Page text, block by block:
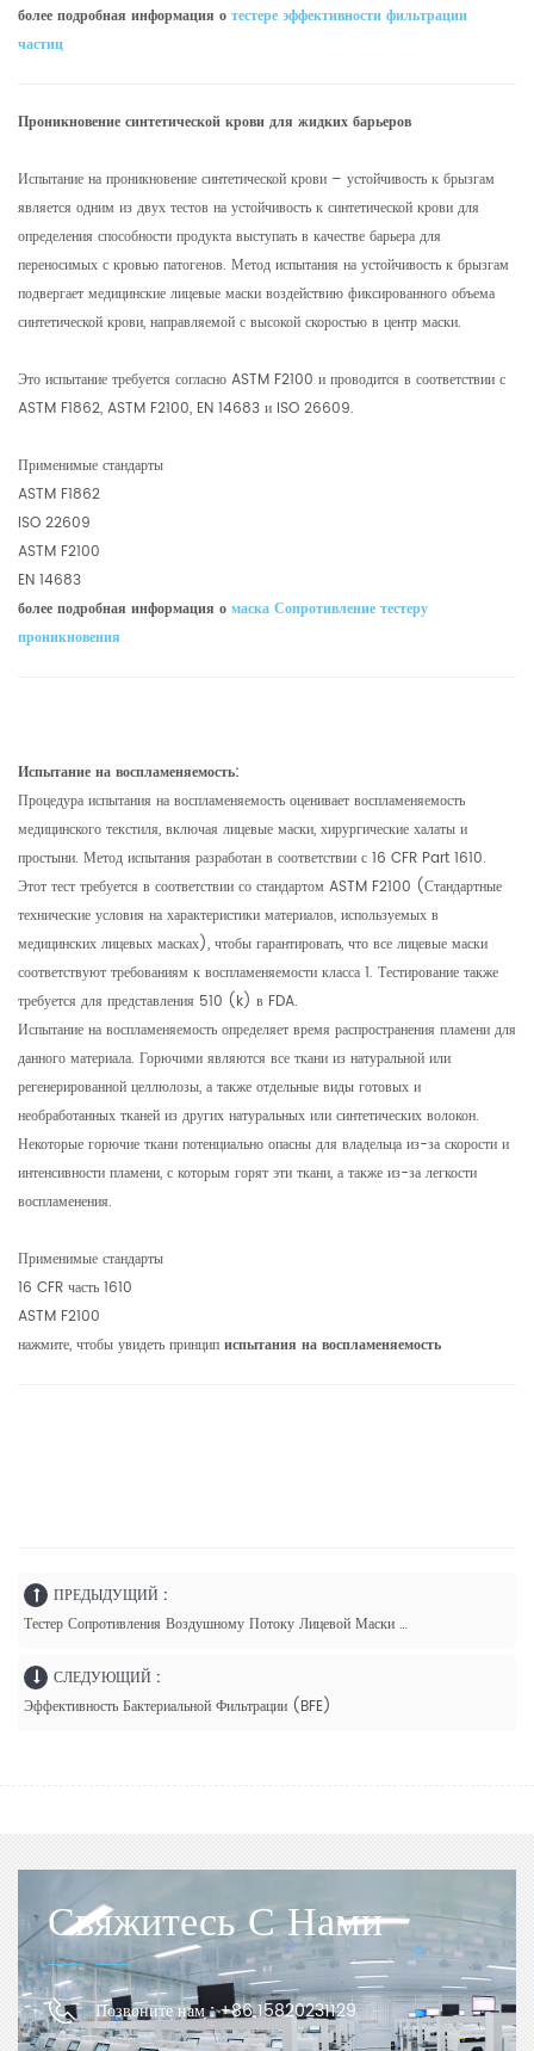
более подробная информация о тестере эффективности фильтрации
частиц
Проникновение синтетической крови для жидких барьеров
Испытание на проникновение синтетической крови – устойчивость к брызгам
является одним из двух тестов на устойчивость к синтетической крови для
определения способности продукта выступать в качестве барьера для
переносимых с кровью патогенов. Метод испытания на устойчивость к брызгам
подвергает медицинские лицевые маски воздействию фиксированного объема
синтетической крови, направляемой с высокой скоростью в центр маски.
Это испытание требуется согласно ASTM F2100 и проводится в соответствии с
ASTM F1862, ASTM F2100, EN 14683 и ISO 26609.
Применимые стандарты
ASTM F1862
ISO 22609
ASTM F2100
EN 14683
более подробная информация о маска Сопротивление тестеру
проникновения
Испытание на воспламеняемость:
Процедура испытания на воспламеняемость оценивает воспламеняемость
медицинского текстиля, включая лицевые маски, хирургические халаты и
простыни. Метод испытания разработан в соответствии с 16 CFR Part 1610.
Этот тест требуется в соответствии со стандартом ASTM F2100 (Стандартные
технические условия на характеристики материалов, используемых в
медицинских лицевых масках), чтобы гарантировать, что все лицевые маски
соответствуют требованиям к воспламеняемости класса 1. Тестирование также
требуется для представления 510 (k) в FDA.
Испытание на воспламеняемость определяет время распространения пламени для
данного материала. Горючими являются все ткани из натуральной или
регенерированной целлюлозы, а также отдельные виды готовых и
необработанных тканей из других натуральных или синтетических волокон.
Некоторые горючие ткани потенциально опасны для владельца из-за скорости и
интенсивности пламени, с которым горят эти ткани, а также из-за легкости
воспламенения.
Применимые стандарты
16 CFR часть 1610
ASTM F2100
нажмите, чтобы увидеть принцип испытания на воспламеняемость
ПРЕДЫДУЩИЙ :
Тестер Сопротивления Воздушному Потоку Лицевой Маски GBPI И Тестер Дифференциального Давления
СЛЕДУЮЩИЙ :
Эффективность Бактериальной Фильтрации (BFE)
Свяжитесь С Нами
Позвоните нам :+86 15820231129